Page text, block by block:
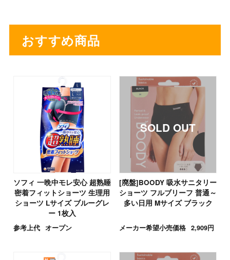
おすすめ商品
ソフィ 一晩中モレ安心 超熟睡
密着フィットショーツ 生理用
ショーツ Lサイズ ブルーグレ
ー 1枚入
参考上代 オープン
[廃盤]BOODY 吸水サニタリー
ショーツ フルブリーフ 普通～
多い日用 Mサイズ ブラック
メーカー希望小売価格 2,909円